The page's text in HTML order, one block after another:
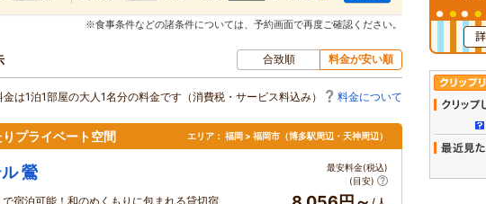
※食事条件などの諸条件については、予約画面で再度ご確認ください。
合致順 料金が安い順
金は1泊1部屋の大人1名分の料金です（消費税・サービス料込み） 料金について
プライベート空間 エリア： 福岡 > 福岡市（博多駅周辺・天神周辺）
鶯
宿泊可能！和のぬくもりに包まれる貸切宿
最安料金(税込)
(目安)